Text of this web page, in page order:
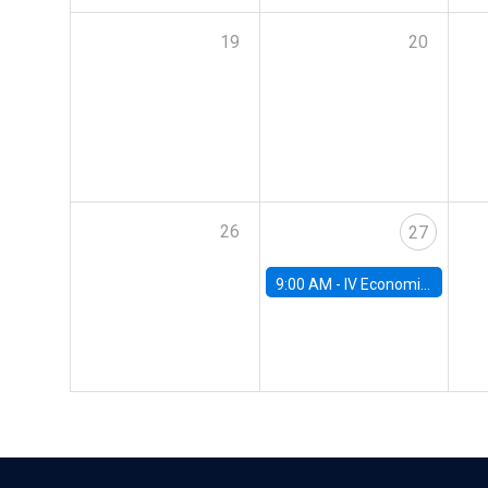
19 20
26 27
9:00 AM - IV Economics Alumni Workshop